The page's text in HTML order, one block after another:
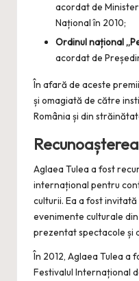
acordat de
Național în 2010;
Ordinul național
acordat de
În afară de aceste
și omagiată de către
România și din
Aglaea Tulea a fost
internațional pentru
culturii. Ea a fost
evenimente culturale
prezentat spectacole și
În 2012, Aglaea Tulea a
Festivalul Internațional